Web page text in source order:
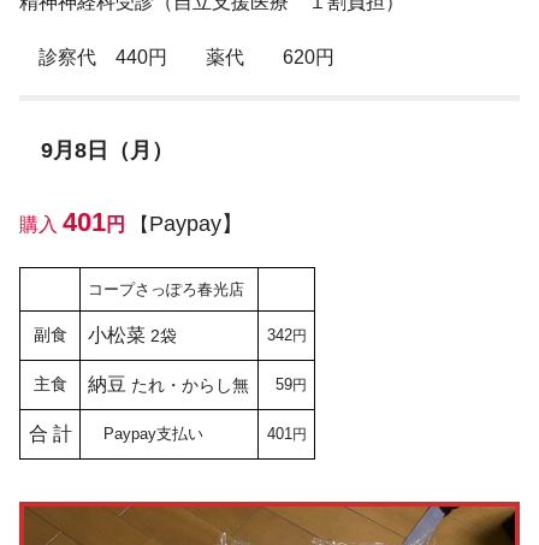
診察代 440円 薬代 620円
9月8日（月）
購入 401円 【 Paypay】
コープさっぽろ春光店
副食 小松菜 2袋 342円
主食 納豆 たれ・からし無 59円
合 計 Paypay支払い 401円